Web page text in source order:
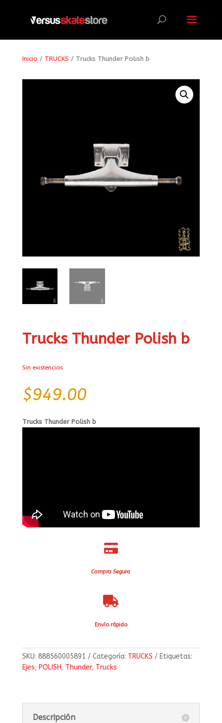
Inicio / TRUCKS / Trucks Thunder Polish b
Trucks Thunder Polish b
Sin existencias
$949.00
Trucks Thunder Polish b

Compra Segura

Envío rápido
SKU: 888560005891 Categoría: TRUCKS
Etiquetas:
Ejes, POLISH, Thunder, Trucks
Descripción